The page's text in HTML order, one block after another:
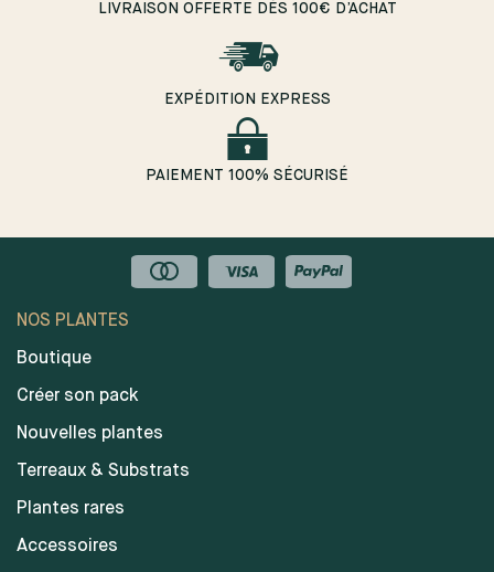
LIVRAISON OFFERTE DÈS 100€ D’ACHAT
EXPÉDITION EXPRESS
PAIEMENT 100% SÉCURISÉ
NOS PLANTES
Boutique
Créer son pack
Nouvelles plantes
Terreaux & Substrats
Plantes rares
Accessoires